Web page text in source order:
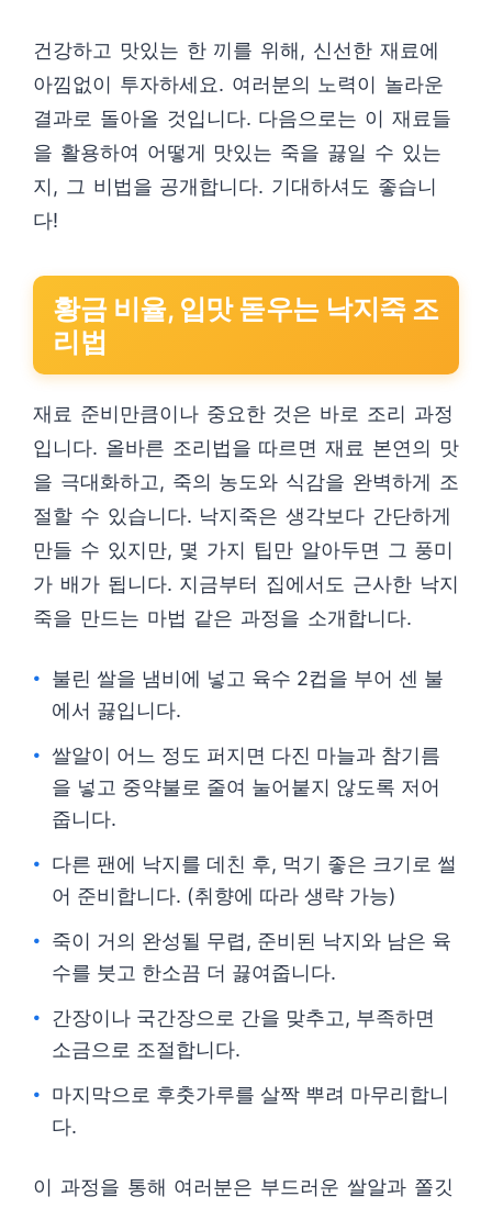
건강하고 맛있는 한 끼를 위해, 신선한 재료에
아낌없이 투자하세요. 여러분의 노력이 놀라운
결과로 돌아올 것입니다. 다음으로는 이 재료들
을 활용하여 어떻게 맛있는 죽을 끓일 수 있는
지, 그 비법을 공개합니다. 기대하셔도 좋습니
다!
황금 비율, 입맛 돋우는 낙지죽 조
리법
재료 준비만큼이나 중요한 것은 바로 조리 과정
입니다. 올바른 조리법을 따르면 재료 본연의 맛
을 극대화하고, 죽의 농도와 식감을 완벽하게 조
절할 수 있습니다. 낙지죽은 생각보다 간단하게
만들 수 있지만, 몇 가지 팁만 알아두면 그 풍미
가 배가 됩니다. 지금부터 집에서도 근사한 낙지
죽을 만드는 마법 같은 과정을 소개합니다.
불린 쌀을 냄비에 넣고 육수 2컵을 부어 센 불
에서 끓입니다.
쌀알이 어느 정도 퍼지면 다진 마늘과 참기름
을 넣고 중약불로 줄여 눌어붙지 않도록 저어
줍니다.
다른 팬에 낙지를 데친 후, 먹기 좋은 크기로 썰
어 준비합니다. (취향에 따라 생략 가능)
죽이 거의 완성될 무렵, 준비된 낙지와 남은 육
수를 붓고 한소끔 더 끓여줍니다.
간장이나 국간장으로 간을 맞추고, 부족하면
소금으로 조절합니다.
마지막으로 후춧가루를 살짝 뿌려 마무리합니
다.
이 과정을 통해 여러분은 부드러운 쌀알과 쫄깃